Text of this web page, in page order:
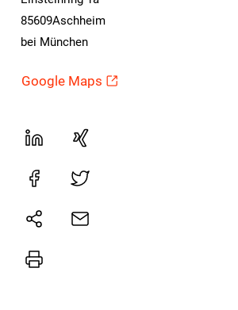
85609Aschheim
bei München
Google Maps